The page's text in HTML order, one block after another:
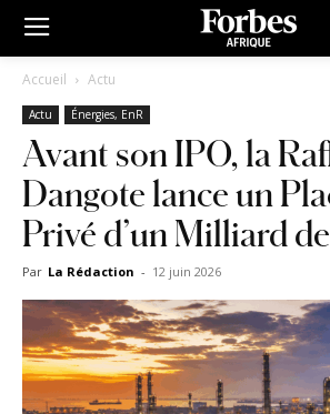
Accueil Actu
Actu Énergies, EnR
Avant son IPO, la
Dangote lance un
Privé d’un Milliard
Par La Rédaction - 12 juin 2026